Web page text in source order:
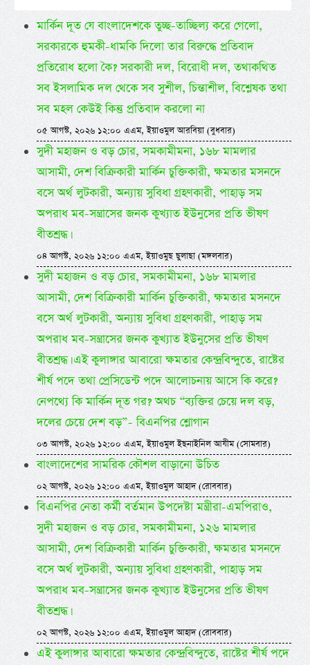
মার্কিন দূত যে বাংলাদেশকে তুচ্ছ-তাচ্ছিল্য করে গেলো,
সরকারকে হুমকী-ধামকি দিলো তার বিরুদ্ধে প্রতিবাদ
প্রতিরোধ হলো কৈ? সরকারী দল, বিরোধী দল, তথাকথিত
সব ইসলামিক দল থেকে সব সুশীল, চিন্তাশীল, বিশ্লেষক তথা
সব মহল কেউই কিন্তু প্রতিবাদ করলো না
০৫ আগস্ট, ২০২৬ ১২:০০ এএম, ইয়াওমুল আরবিয়া (বুধবার)
সুদী মহাজন ও বড় চোর, সমকামীমনা, ১৬৮ মামলার
আসামী, দেশ বিক্রিকারী মার্কিন চুক্তিকারী, ক্ষমতার মসনদে
বসে অর্থ লুটকারী, অন্যায় সুবিধা গ্রহণকারী, পাহাড় সম
অপরাধ মব-সন্ত্রাসের জনক কুখ্যাত ইউনুসের প্রতি ভীষণ
বীতশ্রদ্ধ।
০৪ আগস্ট, ২০২৬ ১২:০০ এএম, ইয়াওমুছ ছুলাছা (মঙ্গলবার)
সুদী মহাজন ও বড় চোর, সমকামীমনা, ১৬৮ মামলার
আসামী, দেশ বিক্রিকারী মার্কিন চুক্তিকারী, ক্ষমতার মসনদে
বসে অর্থ লুটকারী, অন্যায় সুবিধা গ্রহণকারী, পাহাড় সম
অপরাধ মব-সন্ত্রাসের জনক কুখ্যাত ইউনুসের প্রতি ভীষণ
বীতশ্রদ্ধ। এই কুলাঙ্গার আবারো ক্ষমতার কেন্দ্রবিন্দুতে, রাষ্টের
শীর্ষ পদে তথা প্রেসিডেন্ট পদে আলোচনায় আসে কি করে?
নেপথ্যে কি মার্কিন দূত গর? অথচ “ব্যক্তির চেয়ে দল বড়,
দলের চেয়ে দেশ বড়”- বিএনপির শ্লোগান
০৩ আগস্ট, ২০২৬ ১২:০০ এএম, ইয়াওমুল ইছনাইনিল আযীম (সোমবার)
বাংলাদেশের সামরিক কৌশল বাড়ানো উচিত
০২ আগস্ট, ২০২৬ ১২:০০ এএম, ইয়াওমুল আহাদ (রোববার)
বিএনপির নেতা কর্মী বর্তমান উপদেষ্টা মন্ত্রীরা-এমপিরাও,
সুদী মহাজন ও বড় চোর, সমকামীমনা, ১২৬ মামলার
আসামী, দেশ বিক্রিকারী মার্কিন চুক্তিকারী, ক্ষমতার মসনদে
বসে অর্থ লুটকারী, অন্যায় সুবিধা গ্রহণকারী, পাহাড় সম
অপরাধ মব-সন্ত্রাসের জনক কুখ্যাত ইউনুসের প্রতি ভীষণ
বীতশ্রদ্ধ।
০২ আগস্ট, ২০২৬ ১২:০০ এএম, ইয়াওমুল আহাদ (রোববার)
এই কুলাঙ্গার আবারো ক্ষমতার কেন্দ্রবিন্দুতে, রাষ্টের শীর্ষ পদে